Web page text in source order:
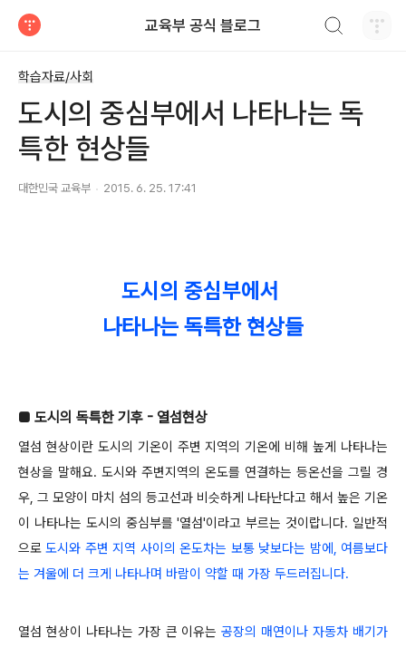
교육부 공식 블로그
학습자료/사회
도시의 중심부에서 나타나는 독
특한 현상들
대한민국 교육부 2015. 6. 25. 17:41
도시의 중심부에서
나타나는 독특한 현상들
■ 도시의 독특한 기후 - 열섬현상
열섬 현상이란 도시의 기온이 주변 지역의 기온에 비해 높게 나타나는
현상을 말해요. 도시와 주변지역의 온도를 연결하는 등온선을 그릴 경
우, 그 모양이 마치 섬의 등고선과 비슷하게 나타난다고 해서 높은 기온
이 나타나는 도시의 중심부를 '열섬'이라고 부르는 것이랍니다. 일반적
으로도시와 주변 지역 사이의 온도차는 보통 낮보다는 밤에, 여름보다
는 겨울에 더 크게 나타나며 바람이 약할 때 가장 두드러집니다.
열섬 현상이 나타나는 가장 큰 이유는공장의 매연이나 자동차 배기가